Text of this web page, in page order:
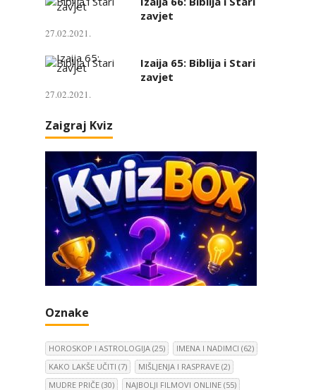
zavjet
27.02.2021.
Izaija 65: Biblija i Stari
zavjet
27.02.2021.
Zaigraj Kviz
Oznake
HOROSKOP I ASTROLOGIJA (25) IMENA I NADIMCI (62)
KAKO LAKŠE UČITI (7) MIŠLJENJA I RASPRAVE (2)
MUDRE PRIČE (30) NAJBOLJI FILMOVI ONLINE (55)